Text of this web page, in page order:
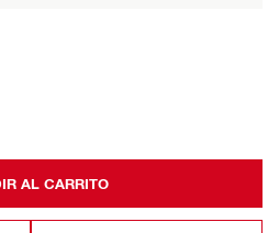
AL CARRITO